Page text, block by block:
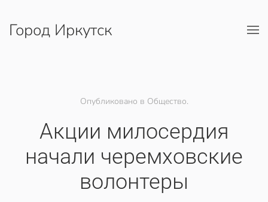
Перейти к содержимому
Город Иркутск
Опубликовано в Общество.
Акции милосердия
начали черемховские
волонтеры